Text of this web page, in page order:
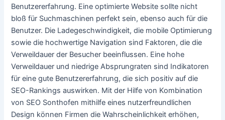
Benutzererfahrung. Eine optimierte Website sollte nicht
bloß für Suchmaschinen perfekt sein, ebenso auch für die
Benutzer. Die Ladegeschwindigkeit, die mobile Optimierung
sowie die hochwertige Navigation sind Faktoren, die die
Verweildauer der Besucher beeinflussen. Eine hohe
Verweildauer und niedrige Absprungraten sind Indikatoren
für eine gute Benutzererfahrung, die sich positiv auf die
SEO-Rankings auswirken. Mit der Hilfe von Kombination
von SEO Sonthofen mithilfe eines nutzerfreundlichen
Design können Firmen die Wahrscheinlichkeit erhöhen,